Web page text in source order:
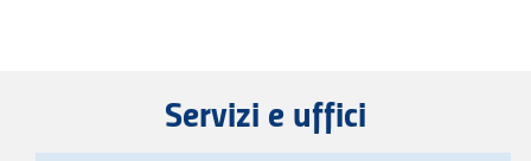
Servizi e uffici